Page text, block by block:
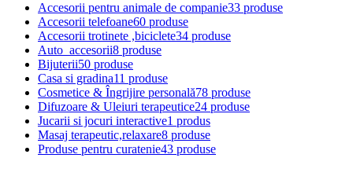
Accesorii pentru animale de companie33 produse
Accesorii telefoane60 produse
Accesorii trotinete ,biciclete34 produse
Auto_accesorii8 produse
Bijuterii50 produse
Casa si gradina11 produse
Cosmetice & Îngrijire personală78 produse
Difuzoare & Uleiuri terapeutice24 produse
Jucarii si jocuri interactive1 produs
Masaj terapeutic,relaxare8 produse
Produse pentru curatenie43 produse